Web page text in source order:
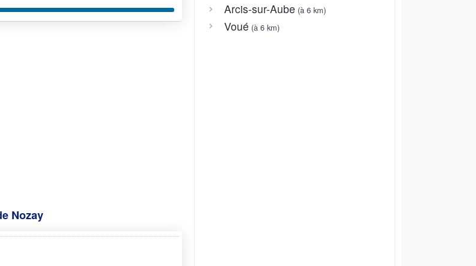
Nozay
Arcis-sur-Aube (à 6 km)
Voué (à 6 km)